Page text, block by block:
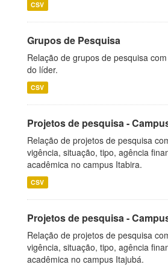
CSV
Grupos de Pesquisa
Relação de grupos de pesquisa
do líder.
CSV
Projetos de pesquisa -
Relação de projetos de pesquisa
vigência, situação, tipo, agência
acadêmica no campus Itabira.
CSV
Projetos de pesquisa -
Relação de projetos de pesquisa
vigência, situação, tipo, agência
acadêmica no campus Itajubá.